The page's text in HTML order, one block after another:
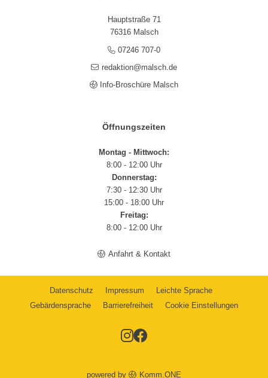
Hauptstraße 71
76316 Malsch
07246 707-0
redaktion@malsch.de
Info-Broschüre Malsch
Öffnungszeiten
Montag - Mittwoch:
8:00 - 12:00 Uhr
Donnerstag:
7:30 - 12:30 Uhr
15:00 - 18:00 Uhr
Freitag:
8:00 - 12:00 Uhr
Anfahrt & Kontakt
Datenschutz Impressum
Leichte Sprache
Gebärdensprache
Barrierefreiheit Cookie Einstellungen
powered by Komm.ONE